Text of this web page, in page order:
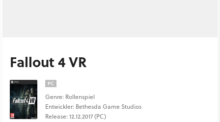
Fallout 4 VR
PC
Genre: Rollenspiel
Entwickler: Bethesda Game Studios
Release: 12.12.2017 (PC)